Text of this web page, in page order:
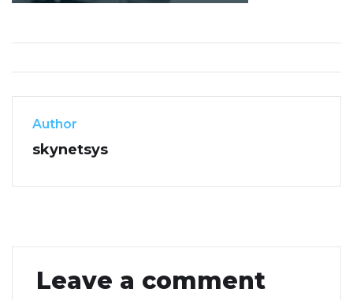
Author
skynetsys
Leave a comment